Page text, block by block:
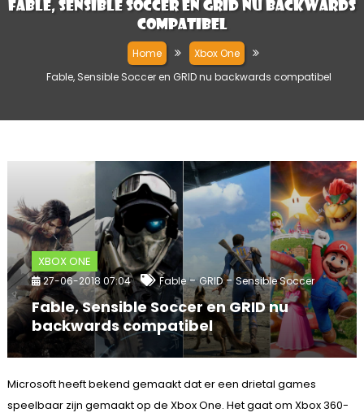
Fable, Sensible Soccer en GRID nu backwards
compatibel
Home
Xbox One
Fable, Sensible Soccer en GRID nu backwards compatibel
XBOX ONE
27-06-2018 07:04 Fable-GRID-Sensible Soccer
Fable, Sensible Soccer en GRID nu
backwards compatibel
Microsoft heeft bekend gemaakt dat er een drietal games
speelbaar zijn gemaakt op de Xbox One. Het gaat om Xbox 360-